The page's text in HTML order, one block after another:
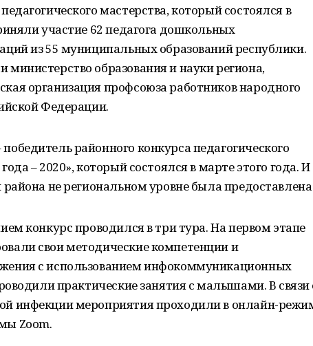
мастерства, который состоялся в
участие 62 педагога дошкольных
из 55 муниципальных образований республики.
образования и науки региона,
организация профсоюза работников народного
Федерации.
районного конкурса педагогического
– 2020», который состоялся в марте этого года. И
не региональном уровне была предоставлена
конкурс проводился в три тура. На первом этапе
свои методические компетенции и
с использованием инфокоммуникационных
практические занятия с малышами. В связи
инфекции мероприятия проходили в онлайн-
Zoom.